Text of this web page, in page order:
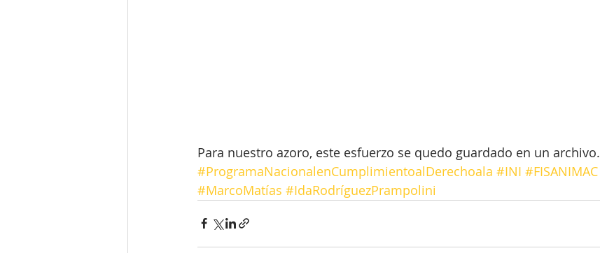
Para nuestro azoro, este esfuerzo se quedo guardado en un archivo.
#ProgramaNacionalenCumplimientoalDerechoala #INI #FISANIMAC
#MarcoMatías #IdaRodríguezPrampolini